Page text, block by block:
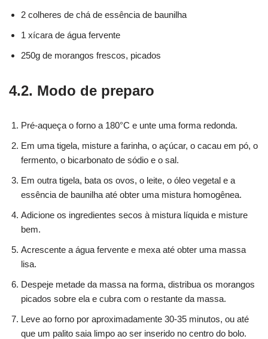
2 colheres de chá de essência de baunilha
1 xícara de água fervente
250g de morangos frescos, picados
4.2. Modo de preparo
Pré-aqueça o forno a 180°C e unte uma forma redonda.
Em uma tigela, misture a farinha, o açúcar, o cacau em pó, o
fermento, o bicarbonato de sódio e o sal.
Em outra tigela, bata os ovos, o leite, o óleo vegetal e a
essência de baunilha até obter uma mistura homogênea.
Adicione os ingredientes secos à mistura líquida e misture
bem.
Acrescente a água fervente e mexa até obter uma massa
lisa.
Despeje metade da massa na forma, distribua os morangos
picados sobre ela e cubra com o restante da massa.
Leve ao forno por aproximadamente 30-35 minutos, ou até
que um palito saia limpo ao ser inserido no centro do bolo.